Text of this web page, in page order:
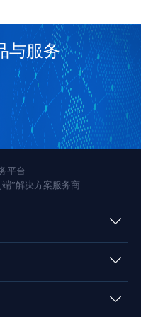
与服务
平台
”解决方案服务商